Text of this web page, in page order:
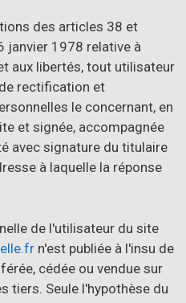
des articles 38 et
janvier 1978 relative à
aux libertés, tout utilisateur
rectification et
le concernant, en
et signée, accompagnée
avec signature du titulaire
à laquelle la réponse
de l'utilisateur du site
n'est publiée à l'insu de
cédée ou vendue sur
tiers. Seule l'hypothèse du